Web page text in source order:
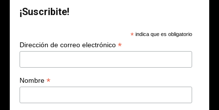
¡Suscribite!
* indica que es obligatorio
Dirección de correo electrónico *
Nombre *